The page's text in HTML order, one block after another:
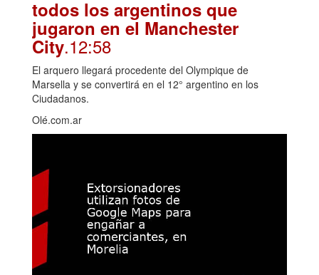
todos los argentinos que
jugaron en el Manchester
City.12:58
El arquero llegará procedente del Olympique de
Marsella y se convertirá en el 12° argentino en los
Ciudadanos.
Olé.com.ar